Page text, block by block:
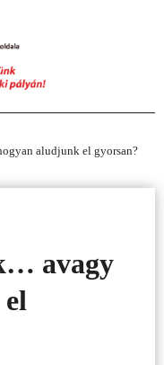
aludjunk el gyorsan?
avagy